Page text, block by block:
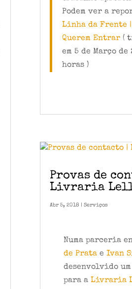
Podem ver a
Linha da Frente
Querem Entrar (
em 5 de Março de
horas )
Provas de
Livraria
Abr 5, 2018 |Serviços
Numa parceria
de Prata eIvan
desenvolvido
para aLivraria